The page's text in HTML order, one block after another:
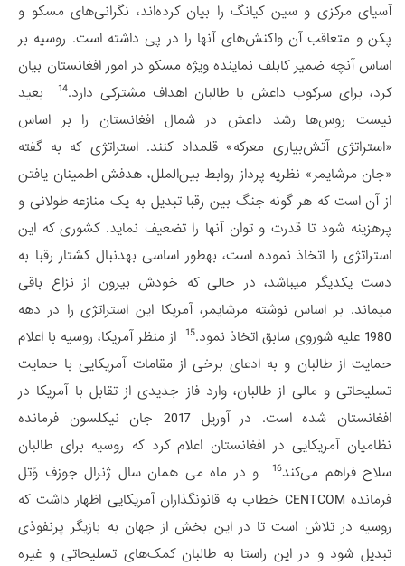
آسیای مرکزی و سین کیانگ را بیان کرده‌اند، نگرانی‌های مسکو و
پکن و متعاقب آن واکنش‌های آنها را در پی داشته است. روسیه بر
اساس آنچه ضمیر کابلف نماینده ویژه مسکو در امور افغانستان بیان
کرد، برای سرکوب داعش با طالبان اهداف مشترکی دارد.14
بعید
نیست روس‌ها رشد داعش در شمال افغانستان را بر اساس
«استراتژی آتش‌بیاری معرکه» قلمداد کنند. استراتژی که به گفته
«جان مرشایمر» نظریه پرداز روابط بین‌الملل، هدفش اطمینان یافتن
از آن است که هر گونه جنگ بین رقبا تبدیل به یک منازعه‏ طولانی و
پرهزینه شود تا قدرت و توان آنها را تضعیف نماید. کشوری که این
استراتژی را اتخاذ نموده است، به‏طور اساسی به‏دنبال کشتار رقبا به
دست یکدیگر می‏باشد، در حالی که خودش بیرون از نزاع باقی
می‏ماند. بر اساس نوشته مرشایمر، آمریکا این استراتژی را در دهه
1980 علیه شوروی سابق اتخاذ نمود.
15
از منظر آمریکا، روسیه با اعلام
حمایت از طالبان و به ادعای برخی از مقامات آمریکایی با حمایت
تسلیحاتی و مالی از طالبان، وارد فاز جدیدی از تقابل با آمریکا در
افغانستان شده است. در آوریل 2017 جان نیکلسون فرمانده
نظامیان آمریکایی در افغانستان اعلام کرد که روسیه برای طالبان
سلاح فراهم می‌کند16
و در ماه می همان سال ژنرال جوزف وُتل
فرمانده CENTCOM خطاب به قانونگذاران آمریکایی اظهار داشت که
روسیه در تلاش است تا در این بخش از جهان به بازیگر پرنفوذی
تبدیل شود و در این راستا به طالبان کمک‌های تسلیحاتی و غیره